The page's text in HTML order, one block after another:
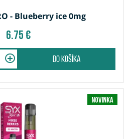
- Blueberry ice 0mg
6.75 €
do košíka
Novinka